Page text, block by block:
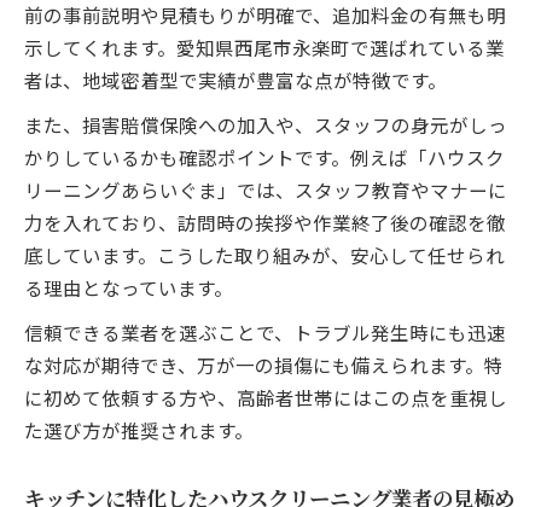
前の事前説明や見積もりが明確で、追加料金の有無も明
示してくれます。愛知県西尾市永楽町で選ばれている業
者は、地域密着型で実績が豊富な点が特徴です。
また、損害賠償保険への加入や、スタッフの身元がしっ
かりしているかも確認ポイントです。例えば「ハウスク
リーニングあらいぐま」では、スタッフ教育やマナーに
力を入れており、訪問時の挨拶や作業終了後の確認を徹
底しています。こうした取り組みが、安心して任せられ
る理由となっています。
信頼できる業者を選ぶことで、トラブル発生時にも迅速
な対応が期待でき、万が一の損傷にも備えられます。特
に初めて依頼する方や、高齢者世帯にはこの点を重視し
た選び方が推奨されます。
キッチンに特化したハウスクリーニング業者の見極め